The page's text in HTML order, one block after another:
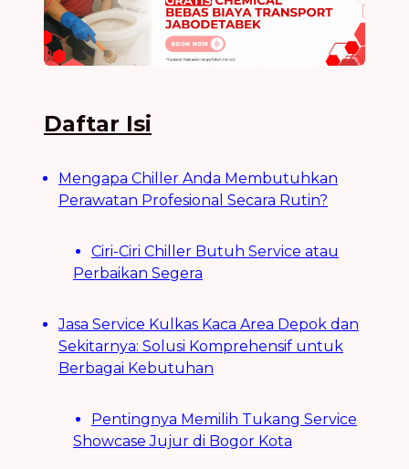
Daftar Isi
Mengapa Chiller Anda Membutuhkan
Perawatan Profesional Secara Rutin?
Ciri-Ciri Chiller Butuh Service atau
Perbaikan Segera
Jasa Service Kulkas Kaca Area Depok dan
Sekitarnya: Solusi Komprehensif untuk
Berbagai Kebutuhan
Pentingnya Memilih Tukang Service
Showcase Jujur di Bogor Kota